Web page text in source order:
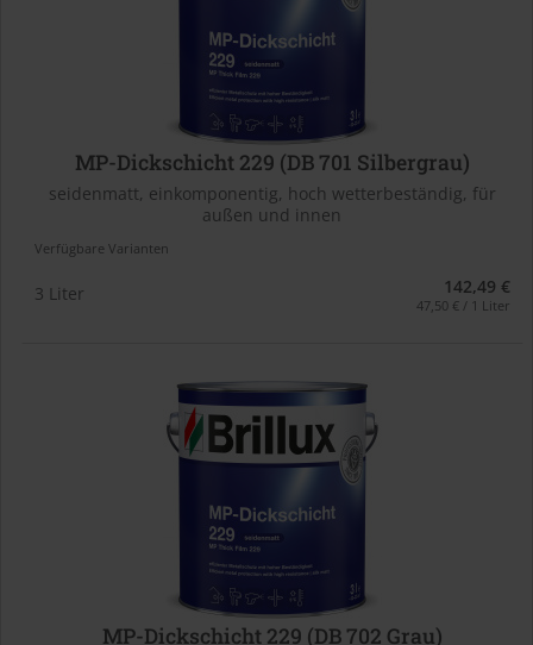
MP-Dickschicht 229 (DB 701 Silbergrau)
seidenmatt, einkomponentig, hoch wetterbeständig, für
außen und innen
Verfügbare Varianten
3 Liter 142,49 €
47,50 € / 1 Liter
MP-Dickschicht 229 (DB 702 Grau)